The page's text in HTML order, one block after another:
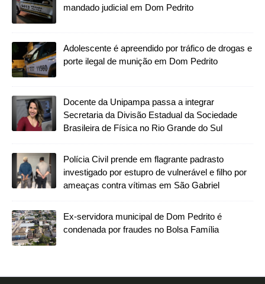
mandado judicial em Dom Pedrito
Adolescente é apreendido por tráfico de drogas e
porte ilegal de munição em Dom Pedrito
Docente da Unipampa passa a integrar
Secretaria da Divisão Estadual da Sociedade
Brasileira de Física no Rio Grande do Sul
Polícia Civil prende em flagrante padrasto
investigado por estupro de vulnerável e filho por
ameaças contra vítimas em São Gabriel
Ex-servidora municipal de Dom Pedrito é
condenada por fraudes no Bolsa Família